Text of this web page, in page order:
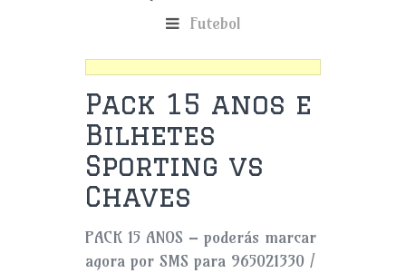
Futebol
Pack 15 anos e
Bilhetes
Sporting vs
Chaves
PACK 15 ANOS – poderás marcar
agora por SMS para 965021330 /